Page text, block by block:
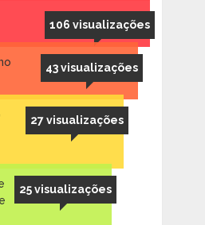
106 visualizações
43 visualizações
27 visualizações
25 visualizações